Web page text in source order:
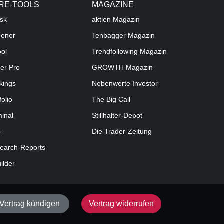
TOOLS
Pro
Reports
MAGAZINE
aktien Magazin
Tenbagger Magazin
Trendfollowing Magazin
GROWTH Magazin
Nebenwerte Investor
The Big Call
Stillhalter-Depot
Die Trader-Zeitung
Vertrag kündigen Vertrag widerrufen